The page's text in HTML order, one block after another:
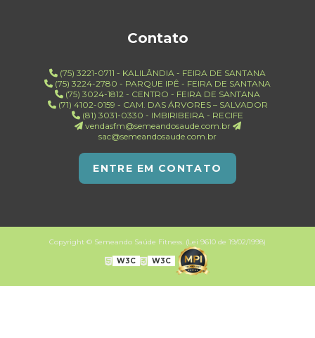
Contato
(75) 3221-0711 - KALILÂNDIA - FEIRA DE SANTANA
(75) 3224-2780 - PARQUE IPÊ - FEIRA DE SANTANA
(75) 3024-1812 - CENTRO - FEIRA DE SANTANA
(71) 4102-0159 - CAM. DAS ÁRVORES – SALVADOR
(81) 3031-0330 - IMBIRIBEIRA - RECIFE
vendasfm@semeandosaude.com.br
sac@semeandosaude.com.br
ENTRE EM CONTATO
Copyright © Semeando Saúde Fitness. (Lei 9610 de 19/02/1998)
W3C W3C